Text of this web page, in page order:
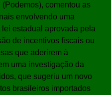
comentou as
envolvendo uma
lei estadual aprovada pela
de incentivos fiscais ou
que aderirem à
uma investigação da
que sugeriu um novo
brasileiros importados